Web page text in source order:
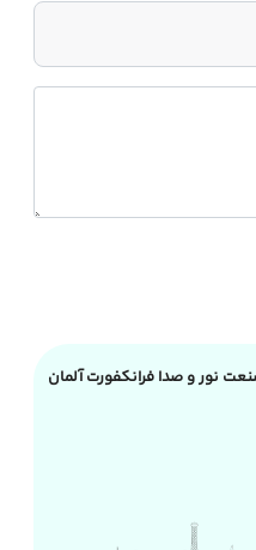
نور و صدا فرانکفورت آلمان